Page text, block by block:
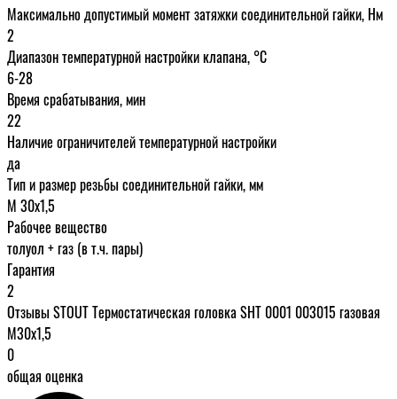
Максимально допустимый момент затяжки соединительной гайки, Нм
2
Диапазон температурной настройки клапана, °С
6-28
Время срабатывания, мин
22
Наличие ограничителей температурной настройки
да
Тип и размер резьбы соединительной гайки, мм
М 30х1,5
Рабочее вещество
толуол + газ (в т.ч. пары)
Гарантия
2
Отзывы STOUT Термостатическая головка SHT 0001 003015 газовая
М30х1,5
0
общая оценка